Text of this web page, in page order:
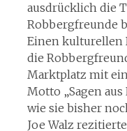
ausdrücklich die
Robbergfreunde
Einen kulturellen
die
Marktplatz mit
Motto „Sagen
wie sie bisher
Joe Walz